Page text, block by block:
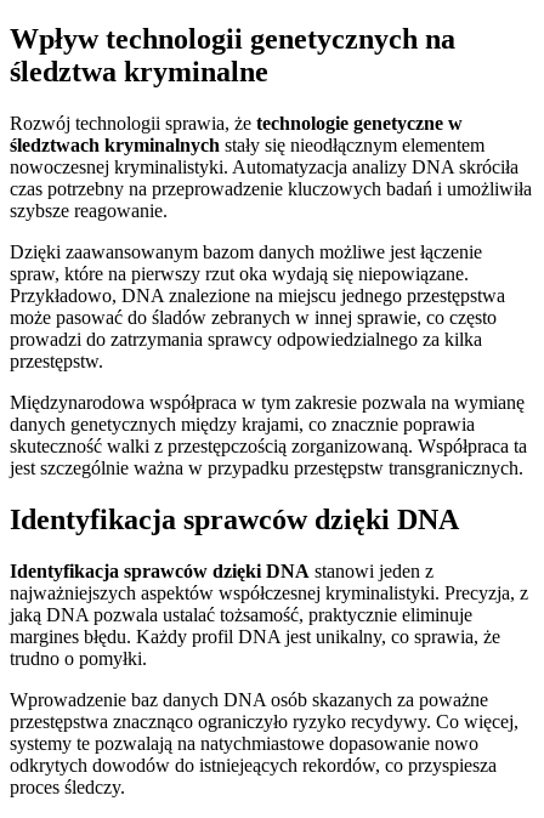
Wpływ technologii genetycznych na
śledztwa kryminalne
Rozwój technologii sprawia, że technologie genetyczne w
śledztwach kryminalnych stały się nieodłącznym elementem
nowoczesnej kryminalistyki. Automatyzacja analizy DNA skróciła
czas potrzebny na przeprowadzenie kluczowych badań i umożliwiła
szybsze reagowanie.
Dzięki zaawansowanym bazom danych możliwe jest łączenie
spraw, które na pierwszy rzut oka wydają się niepowiązane.
Przykładowo, DNA znalezione na miejscu jednego przestępstwa
może pasować do śladów zebranych w innej sprawie, co często
prowadzi do zatrzymania sprawcy odpowiedzialnego za kilka
przestępstw.
Międzynarodowa współpraca w tym zakresie pozwala na wymianę
danych genetycznych między krajami, co znacznie poprawia
skuteczność walki z przestępczością zorganizowaną. Współpraca ta
jest szczególnie ważna w przypadku przestępstw transgranicznych.
Identyfikacja sprawców dzięki DNA
Identyfikacja sprawców dzięki DNA stanowi jeden z
najważniejszych aspektów współczesnej kryminalistyki. Precyzja, z
jaką DNA pozwala ustalać tożsamość, praktycznie eliminuje
margines błędu. Każdy profil DNA jest unikalny, co sprawia, że
trudno o pomyłki.
Wprowadzenie baz danych DNA osób skazanych za poważne
przestępstwa znacznąco ograniczyło ryzyko recydywy. Co więcej,
systemy te pozwalają na natychmiastowe dopasowanie nowo
odkrytych dowodów do istniejeących rekordów, co przyspiesza
proces śledczy.